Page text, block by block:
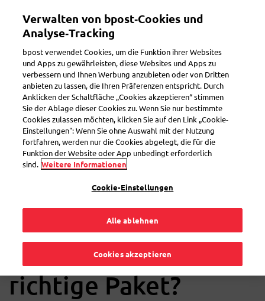
Toggle navigation
Falsches Paket erhalten
Ich habe ein Paket
mit falschem Inhalt
erhalten. Was soll ich
tun? Von wem
erhalte ich das
richtige Paket?
Verwalten von bpost‑Cookies und
Analyse‑Tracking
bpost verwendet Cookies, um die Funktion ihrer Websites
und Apps zu gewährleisten, diese Websites und Apps zu
verbessern und Ihnen Werbung anzubieten oder von Dritten
anbieten zu lassen, die Ihren Präferenzen entspricht. Durch
Anklicken der Schaltfläche „Cookies akzeptieren“ stimmen
Sie der Ablage dieser Cookies zu. Wenn Sie nur bestimmte
Cookies zulassen möchten, klicken Sie auf den Link „Cookie-
Einstellungen": Wenn Sie ohne Auswahl mit der Nutzung
fortfahren, werden nur die Cookies abgelegt, die für die
Funktion der Website oder App unbedingt erforderlich
sind. Weitere Informationen
Cookie-Einstellungen
Alle ablehnen
Cookies akzeptieren